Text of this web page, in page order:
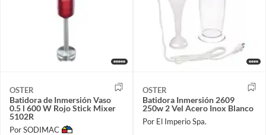
OSTER
Batidora de Inmersión Vaso
0.5 l 600 W Rojo Stick Mixer
5102R
Por SODIMAC
OSTER
Batidora Inmersión 2609
250w 2 Vel Acero Inox Blanco
Por El Imperio Spa.